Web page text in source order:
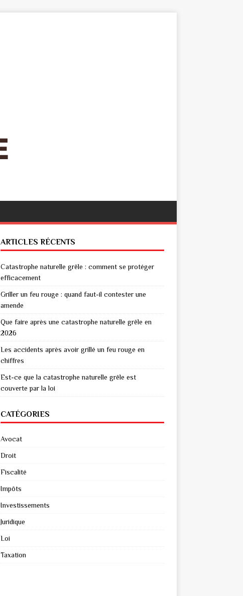
ARTICLES RÉCENTS
Catastrophe naturelle grêle : comment se protéger
efficacement
Griller un feu rouge : quand faut-il contester une
amende
Que faire après une catastrophe naturelle grêle en
2026
Les accidents après avoir grillé un feu rouge en
chiffres
Est-ce que la catastrophe naturelle grêle est
couverte par la loi
CATÉGORIES
Avocat
Droit
Fiscalité
Impôts
Investissements
Juridique
Loi
Taxation